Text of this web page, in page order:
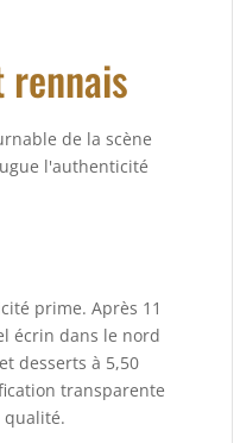
de la scène
l'authenticité
prime. Après 11
écrin dans le nord
desserts à 5,50
transparente
qualité.